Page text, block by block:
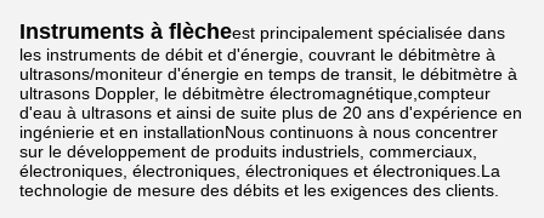
Instruments à flècheest principalement spécialisée dans
les instruments de débit et d'énergie, couvrant le débitmètre à
ultrasons/moniteur d'énergie en temps de transit, le débitmètre à
ultrasons Doppler, le débitmètre électromagnétique,compteur
d'eau à ultrasons et ainsi de suite plus de 20 ans d'expérience en
ingénierie et en installationNous continuons à nous concentrer
sur le développement de produits industriels, commerciaux,
électroniques, électroniques, électroniques et électroniques.La
technologie de mesure des débits et les exigences des clients.